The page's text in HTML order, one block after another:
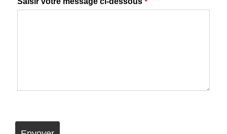
*